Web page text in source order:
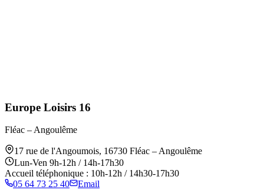
Europe Loisirs 16
Fléac – Angoulême
17 rue de l'Angoumois, 16730 Fléac – Angoulême
Lun-Ven 9h-12h / 14h-17h30
Accueil téléphonique : 10h-12h / 14h30-17h30
05 64 73 25 40
Email